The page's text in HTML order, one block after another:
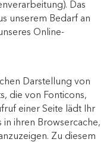
Das
unserem Bedarf an
Online-
Darstellung von
die von Fonticons,
einer Seite lädt Ihr
ihren Browsercache,
Zu diesem